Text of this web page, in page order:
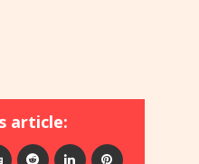
article: